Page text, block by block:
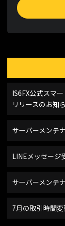
IS6FX公式スマ
リリースのお知
サーバーメンテ
LINEメッセージ
サーバーメンテ
7月の取引時間